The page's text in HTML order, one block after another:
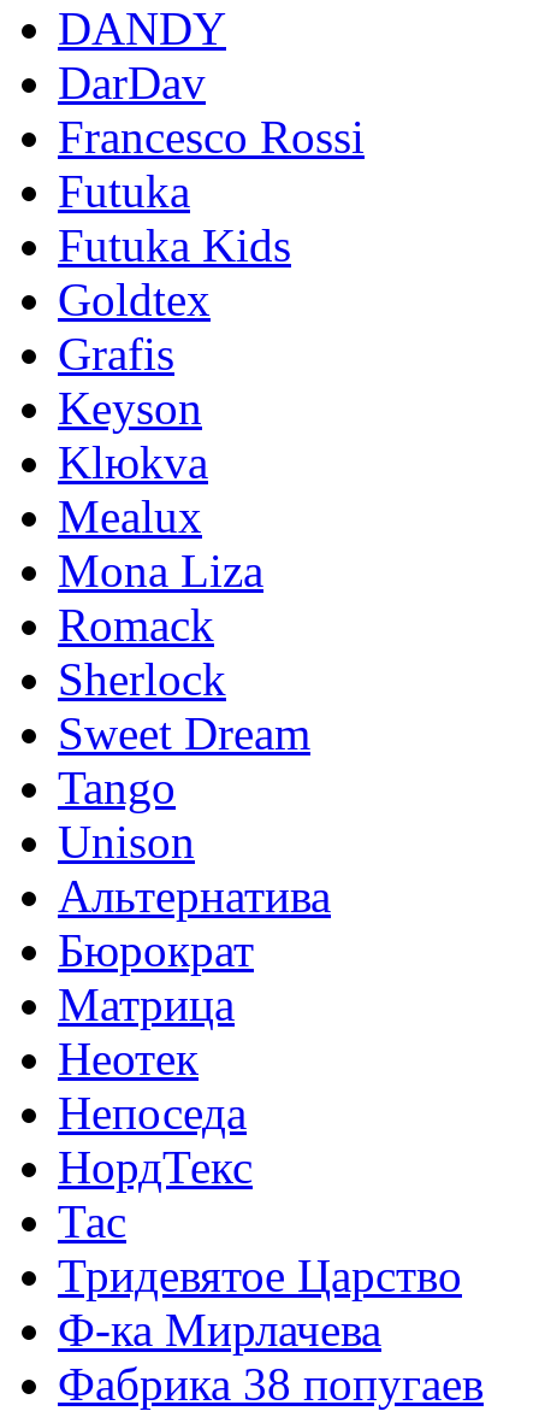
DANDY
DarDav
Francesco Rossi
Futuka
Futuka Kids
Goldtex
Grafis
Keyson
Klюkva
Mealux
Mona Liza
Romack
Sherlock
Sweet Dream
Tango
Unison
Альтернатива
Бюрократ
Матрица
Неотек
Непоседа
НордТекс
Тас
Тридевятое Царство
Ф-ка Мирлачева
Фабрика 38 попугаев